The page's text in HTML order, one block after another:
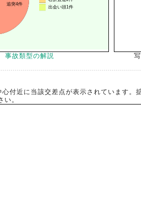
事故類型の解説
付近に当該交差点が表示されています。
。